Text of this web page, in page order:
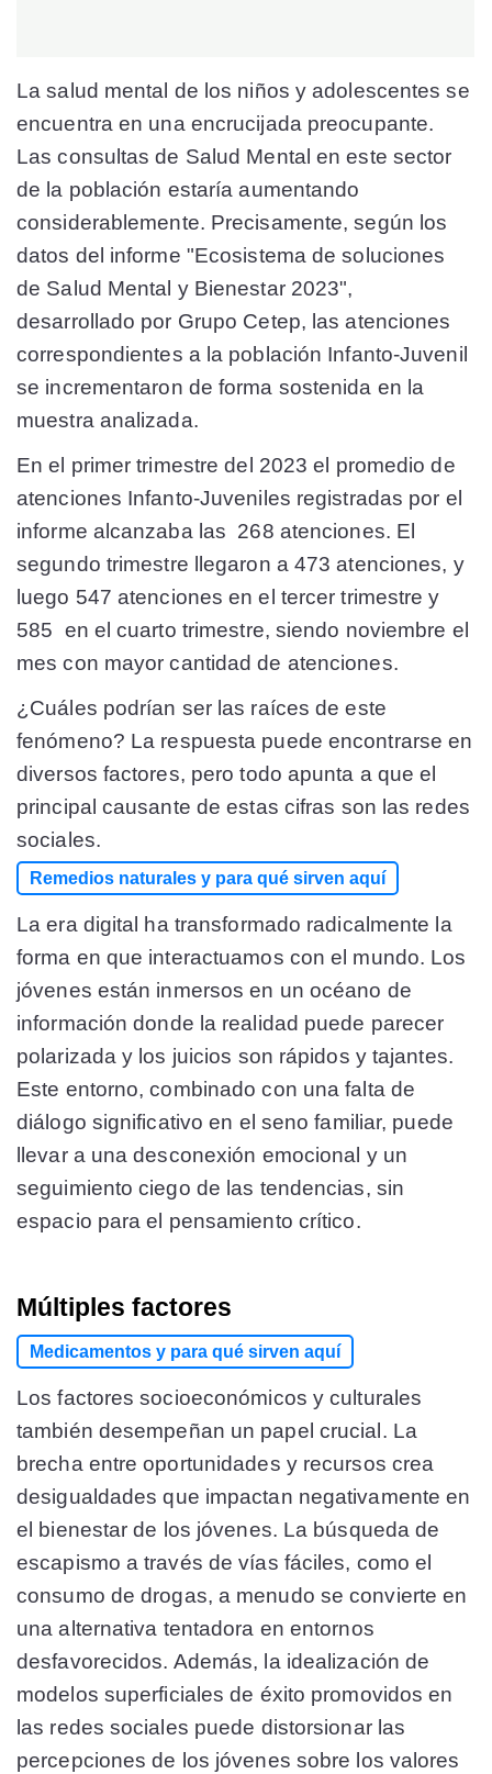
La salud mental de los niños y adolescentes se
encuentra en una encrucijada preocupante.
Las consultas de Salud Mental en este sector
de la población estaría aumentando
considerablemente. Precisamente, según los
datos del informe "Ecosistema de soluciones
de Salud Mental y Bienestar 2023",
desarrollado por Grupo Cetep, las atenciones
correspondientes a la población Infanto-Juvenil
se incrementaron de forma sostenida en la
muestra analizada.
En el primer trimestre del 2023 el promedio de
atenciones Infanto-Juveniles registradas por el
informe alcanzaba las 268 atenciones. El
segundo trimestre llegaron a 473 atenciones, y
luego 547 atenciones en el tercer trimestre y
585 en el cuarto trimestre, siendo noviembre el
mes con mayor cantidad de atenciones.
¿Cuáles podrían ser las raíces de este
fenómeno? La respuesta puede encontrarse en
diversos factores, pero todo apunta a que el
principal causante de estas cifras son las redes
sociales.
Remedios naturales y para qué sirven aquí
La era digital ha transformado radicalmente la
forma en que interactuamos con el mundo. Los
jóvenes están inmersos en un océano de
información donde la realidad puede parecer
polarizada y los juicios son rápidos y tajantes.
Este entorno, combinado con una falta de
diálogo significativo en el seno familiar, puede
llevar a una desconexión emocional y un
seguimiento ciego de las tendencias, sin
espacio para el pensamiento crítico.
Múltiples factores
Medicamentos y para qué sirven aquí
Los factores socioeconómicos y culturales
también desempeñan un papel crucial. La
brecha entre oportunidades y recursos crea
desigualdades que impactan negativamente en
el bienestar de los jóvenes. La búsqueda de
escapismo a través de vías fáciles, como el
consumo de drogas, a menudo se convierte en
una alternativa tentadora en entornos
desfavorecidos. Además, la idealización de
modelos superficiales de éxito promovidos en
las redes sociales puede distorsionar las
percepciones de los jóvenes sobre los valores